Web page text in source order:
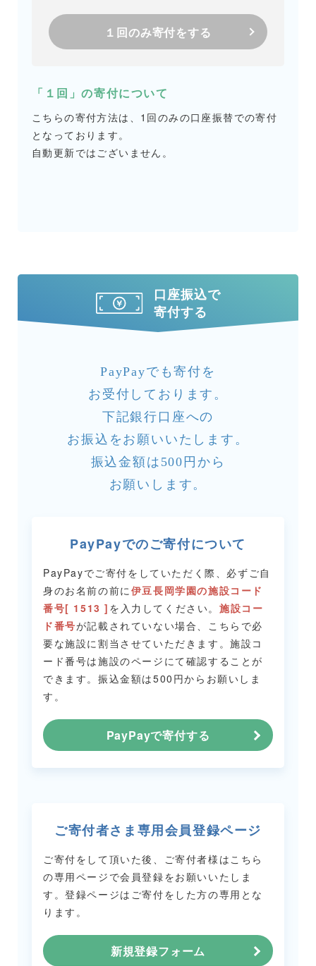
１回のみ寄付をする
「１回」の寄付について
こちらの寄付方法は、1回のみの口座振替での寄付
となっております。
自動更新ではございません。
口座振込で
寄付する
PayPayでも寄付を
お受付しております。
下記銀行口座への
お振込をお願いいたします。
振込金額は500円から
お願いします。
PayPayでのご寄付について
PayPayでご寄付をしていただく際、必ずご自
身のお名前の前に伊豆長岡学園の施設コード
番号[ 1513 ] を入力してください。 施設コー
ド番号が記載されていない場合、こちらで必
要な施設に割当させていただきます。施設コ
ード番号は施設のページにて確認することが
できます。 振込金額は500円からお願いしま
す。
PayPayで寄付する
ご寄付者さま専用会員登録ページ
ご寄付をして頂いた後、ご寄付者様はこちら
の専用ページで会員登録をお願いいたしま
す。登録ページはご寄付をした方の専用とな
ります。
新規登録フォーム